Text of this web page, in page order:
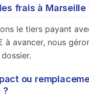
frais à Marseille
le tiers payant
à avancer, nous
ou
?